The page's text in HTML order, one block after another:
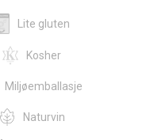
Lite gluten
Kosher
Miljøemballasje
Naturvin